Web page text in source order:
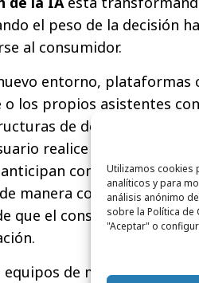
Utilizamos cookies
analíticos y para
análisis anónimo
sobre la Política de
"Aceptar" o
el peso de la decisión
al consumidor.
entorno, plataformas
o los propios asistentes
de descubrimiento y
realice una
anticipan
manera constante,
que el consumidor entre
equipos de marketing